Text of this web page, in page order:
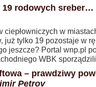
19 rodowych sreber…
ciepłowniczych w
już tylko 19 pozostaje w
jeszcze? Portal wnp.pl
WBK sporządzili
– prawdziwy
Petrov